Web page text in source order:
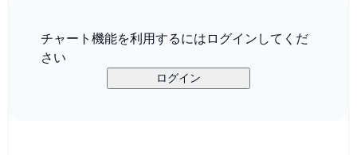
チャート機能を利用するにはログインしてくだ
さい
ログイン